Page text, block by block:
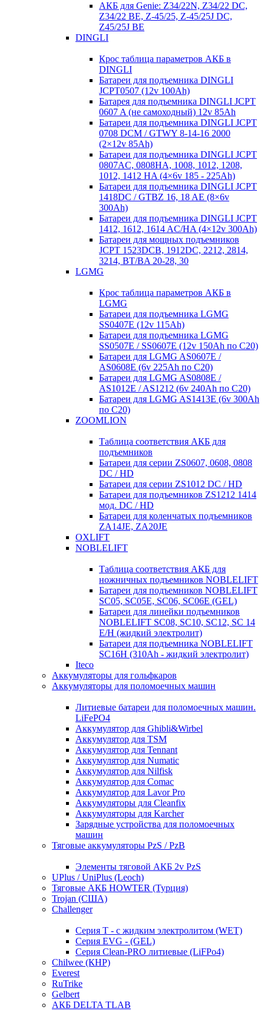
АКБ для Genie: Z34/22N, Z34/22 DC,
Z34/22 BE, Z-45/25, Z-45/25J DC,
Z45/25J BE
DINGLI
Крос таблица параметров АКБ в
DINGLI
Батареи для подъемника DINGLI
JCPT0507 (12v 100Ah)
Батарея для подъемника DINGLI JCPT
0607 A (не самоходный) 12v 85Ah
Батареи для подъемника DINGLI JCPT
0708 DCM / GTWY 8-14-16 2000
(2×12v 85Ah)
Батареи для подъемника DINGLI JCPT
0807AC, 0808HA, 1008, 1012, 1208,
1012, 1412 HA (4×6v 185 - 225Ah)
Батареи для подъемника DINGLI JCPT
1418DC / GTBZ 16, 18 AE (8×6v
300Ah)
Батареи для подъемника DINGLI JCPT
1412, 1612, 1614 AC/HA (4×12v 300Ah)
Батареи для мощных подъемников
JCPT 1523DCB, 1912DC, 2212, 2814,
3214, BT/BA 20-28, 30
LGMG
Крос таблица параметров АКБ в
LGMG
Батареи для подъемника LGMG
SS0407E (12v 115Ah)
Батареи для подъемника LGMG
SS0507E / SS0607E (12v 150Ah по С20)
Батареи для LGMG AS0607E /
AS0608E (6v 225Ah по С20)
Батареи для LGMG AS0808E /
AS1012E / AS1212 (6v 240Ah по С20)
Батареи для LGMG AS1413E (6v 300Ah
по С20)
ZOOMLION
Таблица соответствия АКБ для
подъемников
Батареи для серии ZS0607, 0608, 0808
DC / HD
Батареи для серии ZS1012 DC / HD
Батареи для подъемников ZS1212 1414
мод. DC / HD
Батареи для коленчатых подъемников
ZA14JE, ZA20JE
OXLIFT
NOBLELIFT
Таблица соответствия АКБ для
ножничных подъемников NOBLELIFT
Батареи для подъемников NOBLELIFT
SC05, SC05E, SC06, SC06E (GEL)
Батареи для линейки подъемников
NOBLELIFT SC08, SC10, SC12, SC 14
E/H (жидкий электролит)
Батареи для подъемника NOBLELIFT
SC16H (310Ah - жидкий электролит)
Iteco
Аккумуляторы для гольфкаров
Аккумуляторы для поломоечных машин
Литиевые батареи для поломоечных машин.
LiFePO4
Аккумулятор для Ghibli&Wirbel
Аккумулятор для TSM
Аккумулятор для Tennant
Аккумулятор для Numatic
Аккумулятор для Nilfisk
Аккумулятор для Comac
Аккумулятор для Lavor Pro
Аккумуляторы для Cleanfix
Аккумуляторы для Karcher
Зарядные устройства для поломоечных
машин
Тяговые аккумуляторы PzS / PzB
Элементы тяговой АКБ 2v PzS
UPlus / UniPlus (Leoch)
Тяговые АКБ HOWTER (Турция)
Trojan (США)
Challenger
Серия T - с жидким электролитом (WET)
Серия EVG - (GEL)
Серия Clean-PRO литиевые (LiFPo4)
Chilwee (КНР)
Everest
RuTrike
Gelbert
АКБ DELTA TLAB